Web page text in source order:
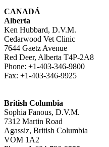
CANADÁ
Alberta
Ken Hubbard, D.V.M.
Cedarwood Vet Clinic
7644 Gaetz Avenue
Red Deer, Alberta T4P-2A8
Phone: +1-403-346-9800
Fax: +1-403-346-9925
British Columbia
Sophia Fanous, D.V.M.
7312 Martin Road
Agassiz, British Columbia
VOM 1A2